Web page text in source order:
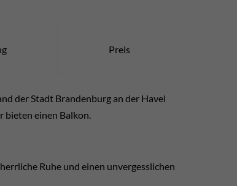
Preis
der Stadt Brandenburg an der Havel
einen Balkon.
Ruhe und einen unvergesslichen